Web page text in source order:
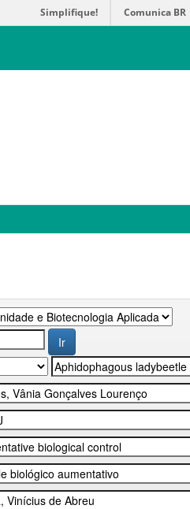
Simplifique! Comunica BR